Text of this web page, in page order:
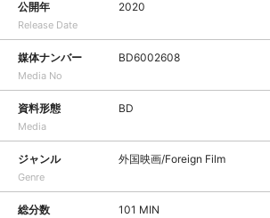
公開年
Release Date
2020
媒体ナンバー
Media No
BD6002608
資料形態
Media
BD
ジャンル
Genre
外国映画/Foreign Film
総分数 101 MIN